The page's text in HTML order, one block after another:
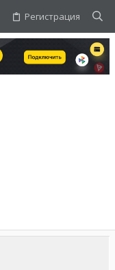
Регистрация